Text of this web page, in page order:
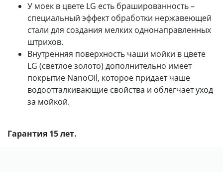
У моек в цвете LG есть брашированность –
специальный эффект обработки нержавеющей
стали для создания мелких однонаправленных
штрихов.
Внутренняя поверхность чаши мойки в цвете
LG (светлое золото) дополнительно имеет
покрытие NanoOil, которое придает чаше
водоотталкивающие свойства и облегчает уход
за мойкой.
Гарантия 15 лет.